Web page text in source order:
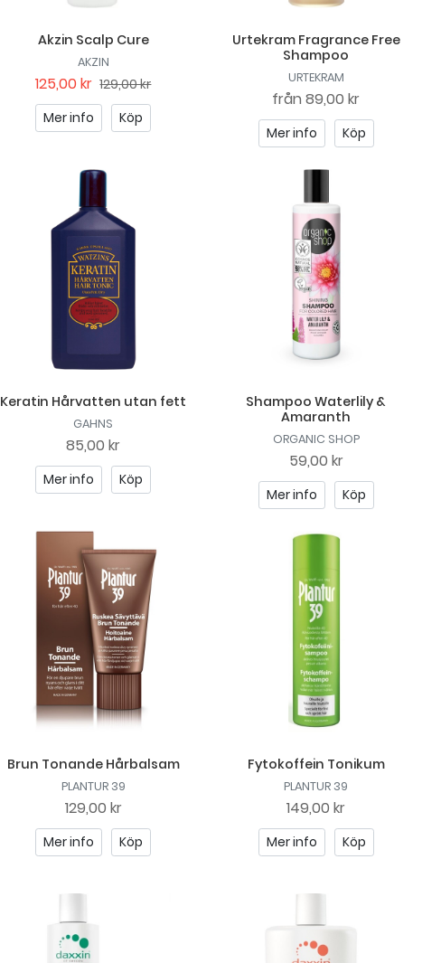
Akzin Scalp Cure
AKZIN
125,00 kr 129,00 kr
Mer info
Köp
Urtekram Fragrance Free
Shampoo
URTEKRAM
från89,00 kr
Mer info Köp
Keratin Hårvatten utan fett
GAHNS
85,00 kr
Mer info Köp
Shampoo Waterlily &
Amaranth
ORGANIC SHOP
59,00 kr
Mer info Köp
Brun Tonande Hårbalsam
PLANTUR 39
129,00 kr
Mer info Köp
Fytokoffein Tonikum
PLANTUR 39
149,00 kr
Mer info Köp